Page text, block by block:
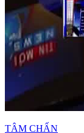
TÂM CHẤN